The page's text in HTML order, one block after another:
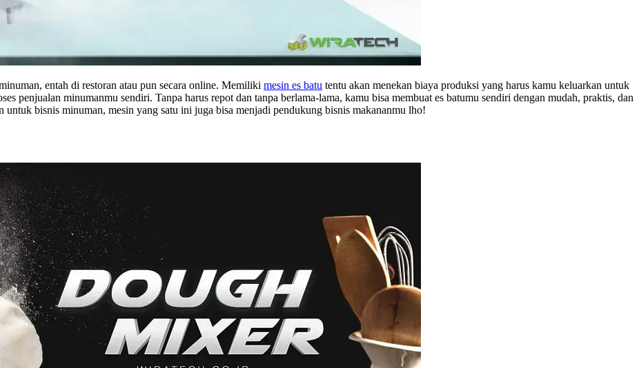
entah di restoran atau pun secara online. Memiliki mesin es batu tentu akan menekan biaya produksi yang harus kamu keluarkan untuk
penjualan minumanmu sendiri. Tanpa harus repot dan tanpa berlama-lama, kamu bisa membuat es batumu sendiri dengan mudah, praktis, dan
untuk bisnis minuman, mesin yang satu ini juga bisa menjadi pendukung bisnis makananmu lho!